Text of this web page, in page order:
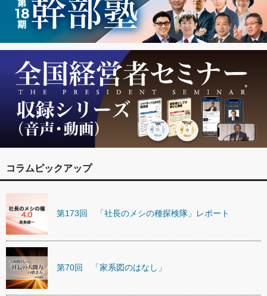
コラムピックアップ
第173回 「社長のメシの種探検隊」レポート
第70回 「家系図のはなし」